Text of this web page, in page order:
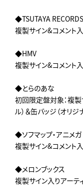
◆TSUTAYA
複製サイン&コメント入
◆HMV
複製サイン&コメント入
◆とらのあな
初回限定盤対象：複製
ル）＆缶バッジ（オリジ
◆ソフマップ・アニメガ
複製サイン&コメント入
◆メロンブックス
複製サイン入りアーテ